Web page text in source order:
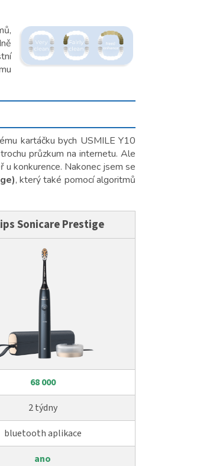
kartáčku bych USMILE Y10
průzkum na internetu. Ale
konkurence. Nakonec jsem se
, který také pomocí algoritmů
Sonicare Prestige
68 000
2 týdny
bluetooth aplikace
ano